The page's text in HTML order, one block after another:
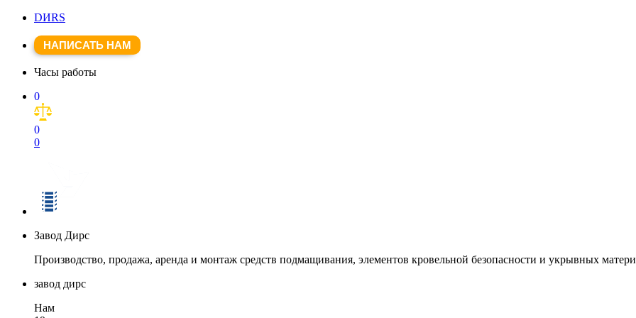
DИRS
НАПИСАТЬ НАМ
Часы работы
0
0
0
Завод Дирс
Производство, продажа, аренда и монтаж средств подмащивания, элементов кровельной безопасности и укрывных
завод дирс
Нам